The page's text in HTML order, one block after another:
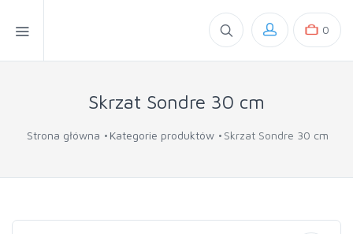
0
Skrzat Sondre 30 cm
Strona główna Kategorie produktów Skrzat Sondre 30 cm